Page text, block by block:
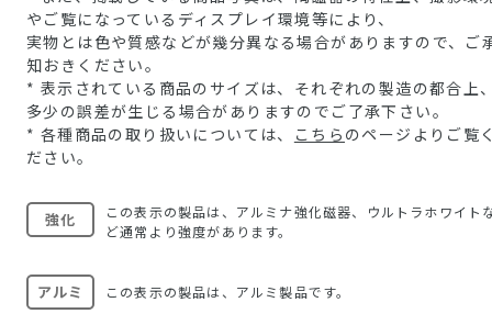
やご覧になっているディスプレイ環境等により、
実物とは色や質感などが幾分異なる場合がありますので、ご
知おきください。
* 表示されている商品のサイズは、それぞれの製造の都合上
多少の誤差が生じる場合がありますのでご了承下さい。
* 各種商品の取り扱いについては、
こちら のページよりご覧
ださい。
強化
この表示の製品は、アルミナ強化磁器、ウルトラホワイト
ど通常より強度があります。
アルミ この表示の製品は、アルミ製品です。